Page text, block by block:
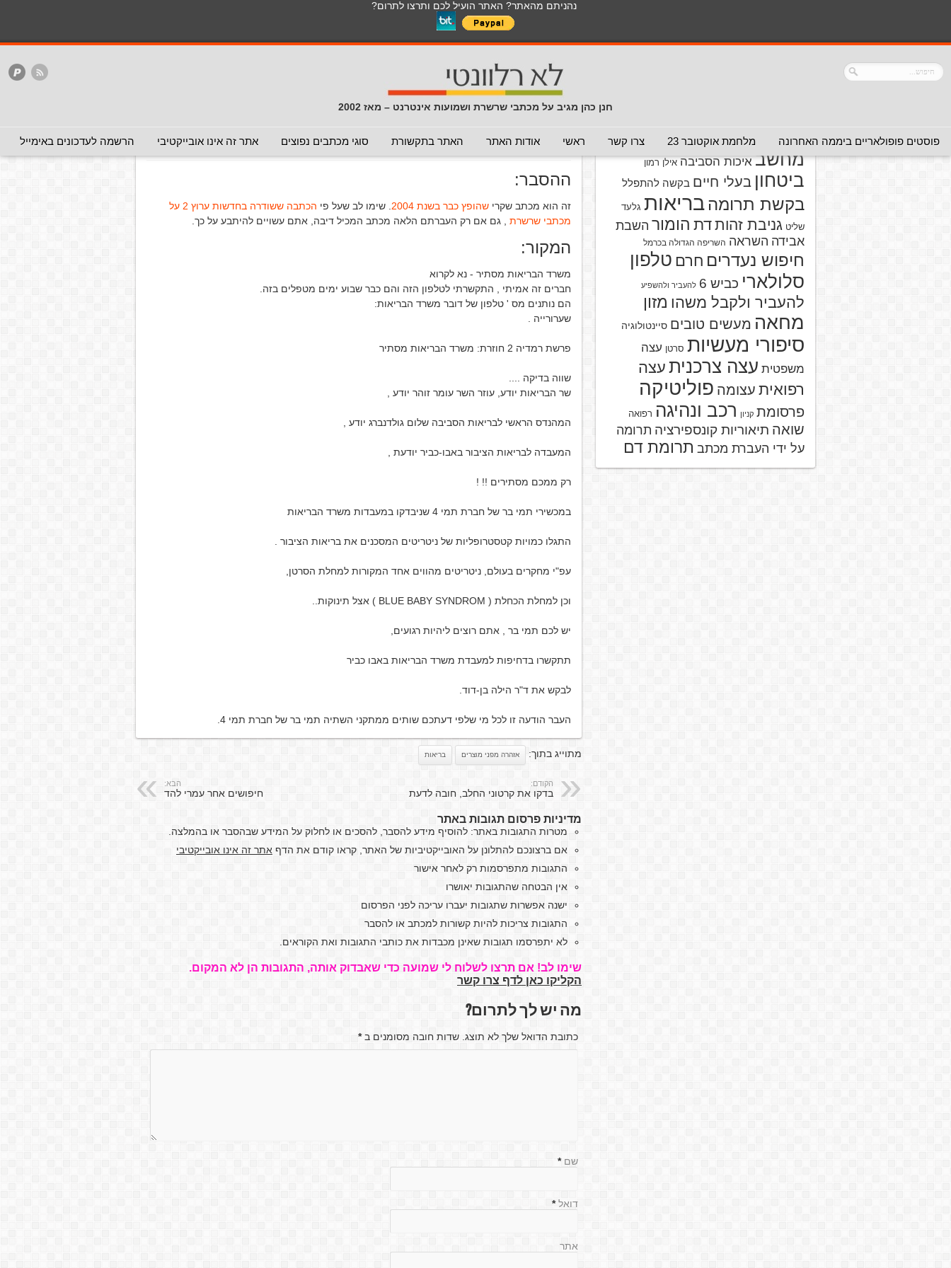
נהניתם מהאתר? האתר הועיל לכם ותרצו לתרום?
חנן כהן מגיב על מכתבי שרשרת ושמועות אינטרנט – מאז 2002
פוסטים פופולאריים ביממה האחרונה מלחמת אוקטובר 23 צרו קשר ראשי אודות האתר האתר בתקשורת סוגי מכתבים נפוצים אתר זה אינו אובייקטיבי הרשמה לעדכונים באימייל
לכל התכנים באתר בנושא נגיף הקורונה
כללי מכתב חוזר מכתבים נפוצים המלצה - לא להעביר המלצה - אפשר להעביר
המלצה - לכאן ולכאן
הנך כאן:דף הבית/המלצה - לא להעביר/תמי 4
ההסבר:
זה הוא מכתב שקרי שהופץ כבר בשנת 2004 . שימו לב שעל פי
הכתבה ששודרה בחדשות ערוץ 2 על
מכתבי שרשרת , גם אם רק העברתם הלאה מכתב המכיל דיבה, אתם עשויים להיתבע על כך.
המקור:
משרד הבריאות מסתיר - נא לקרוא
חברים זה אמיתי , ‏התקשרתי לטלפון הזה והם כבר שבוע ימים מטפלים בזה.
הם נותנים מס ' ‏טלפון של דובר משרד הבריאות:
שערורייה .
פרשת רמדיה 2 חוזרת: משרד הבריאות מסתיר
שווה בדיקה ....
שר הבריאות יודע, עוזר השר עומר זוהר יודע ,
המהנדס הראשי לבריאות הסביבה שלום גולדנברג יודע ,
המעבדה לבריאות הציבור באבו-כביר יודעת ,
רק ממכם מסתירים !! !
במכשירי תמי בר של חברת תמי 4 שניבדקו במעבדות משרד הבריאות
התגלו כמויות קטסטרופליות של ניטריטים המסכנים את בריאות הציבור .
עפ"י מחקרים בעולם, ניטריטים מהווים אחד המקורות למחלת הסרטן,
וכן למחלת הכחלת ( BLUE BABY SYNDROM ‏‏) אצל תינוקות..
יש לכם תמי בר , אתם רוצים ליהיות רגועים,
תתקשרו בדחיפות למעבדת משרד הבריאות באבו כביר
לבקש את ד"ר הילה בן-דוד.
העבר הודעה זו לכל מי שלפי דעתכם שותים ממתקני השתיה תמי בר של חברת תמי 4.
מתוייג בתוך: אזהרה מפני מוצרים בריאות
הקודם:
בדקו את קרטוני החלב, חובה לדעת
הבא:
חיפושים אחר עמרי להד
מדיניות פרסום תגובות באתר
מטרות התגובות באתר: להוסיף מידע להסבר, להסכים או לחלוק על המידע שבהסבר או בהמלצה.
אם ברצונכם להתלונן על האובייקטיביות של האתר, קראו קודם את הדף אתר זה אינו אובייקטיבי
התגובות מתפרסמות רק לאחר אישור
אין הבטחה שהתגובות יאושרו
ישנה אפשרות שתגובות יעברו עריכה לפני הפרסום
התגובות צריכות להיות קשורות למכתב או להסבר
לא יתפרסמו תגובות שאינן מכבדות את כותבי התגובות ואת הקוראים.
שימו לב! אם תרצו לשלוח לי שמועה כדי שאבדוק אותה, התגובות הן לא המקום.
הקליקו כאן לדף צרו קשר
מה יש לך לתרום?
כתובת הדואל שלך לא תוצג. שדות חובה מסומנים ב*
שם *
דואל *
אתר
מפני מוצריםאזהרת וירוס
מחשב איכות הסביבה אילן רמון
ביטחון בעלי חיים בקשה להתפלל
בקשת תרומהבריאות גלעד
שליט גניבת זהותדת הומור השבת
אבידה השראה השריפה הגדולה בכרמל
חיפוש נעדרים חרם טלפון
סלולארי כביש 6 להעביר ולהשפיע
להעביר ולקבל משהו מזון
מחאה מעשים טובים סיינטולוגיה
סיפורי מעשיות סרטן עצה
משפטית עצה צרכנית עצה
רפואית עצומה פוליטיקה
פרסומת קניון רכב ונהיגה רפואה
שואה תיאוריות קונספירציה תרומה
על ידי העברת מכתב תרומת דם